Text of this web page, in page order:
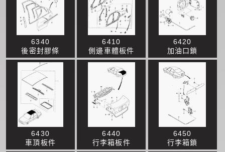
6340
後密封膠條
6410
側邊車體板件
6420
加油口鎖
6430
車頂板件
6440
行李箱板件
6450
行李箱鎖